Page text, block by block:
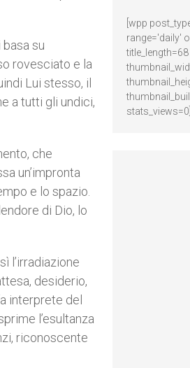
su
rovesciato e la
Lui stesso, il
a tutti gli undici,
che
un’impronta
e lo spazio.
di Dio, lo
l’irradiazione
desiderio,
interprete del
l’esultanza
riconoscente
[wpp
range='daily'
stats_views=0]